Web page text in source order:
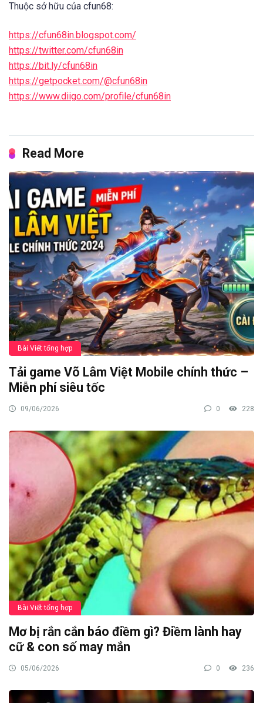
Thuộc sở hữu của cfun68:
https://cfun68in.blogspot.com/
https://twitter.com/cfun68in
https://bit.ly/cfun68in
https://getpocket.com/@cfun68in
https://www.diigo.com/profile/cfun68in
Read More
Bài Viết tổng hợp
Tải game Võ Lâm Việt Mobile chính thức –
Miễn phí siêu tốc
09/06/2026 0 228
Bài Viết tổng hợp
Mơ bị rắn cắn báo điềm gì? Điềm lành hay
cữ & con số may mắn
05/06/2026 0 236